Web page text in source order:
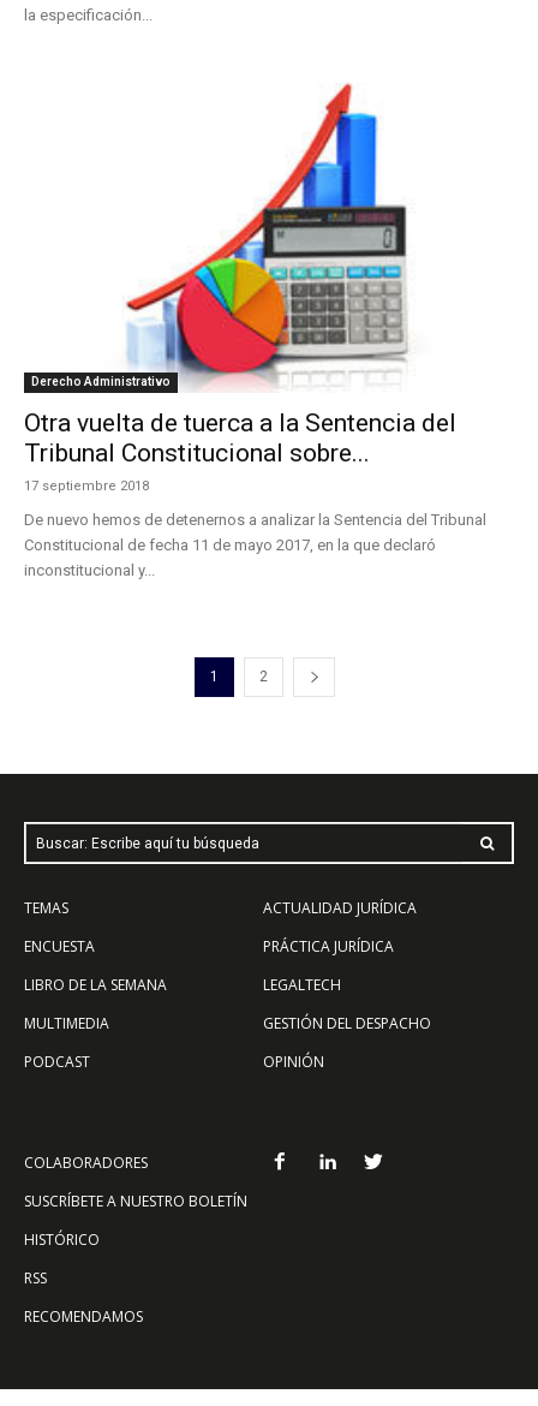
la especificación...
Derecho Administrativo
Otra vuelta de tuerca a la Sentencia del
Tribunal Constitucional sobre...
17 septiembre 2018
De nuevo hemos de detenernos a analizar la Sentencia del Tribunal
Constitucional de fecha 11 de mayo 2017, en la que declaró
inconstitucional y...
1 2
Buscar: Escribe aquí tu búsqueda
TEMAS
ENCUESTA
LIBRO DE LA SEMANA
MULTIMEDIA
PODCAST
ACTUALIDAD JURÍDICA
PRÁCTICA JURÍDICA
LEGALTECH
GESTIÓN DEL DESPACHO
OPINIÓN
COLABORADORES
SUSCRÍBETE A NUESTRO BOLETÍN
HISTÓRICO
RSS
RECOMENDAMOS